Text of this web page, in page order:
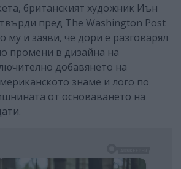
британският художник Иън
пред The Washington Post
му и заяви, че дори е разговарял
промени в дизайна на
добавянето на
знаме и лого по
от основаването на